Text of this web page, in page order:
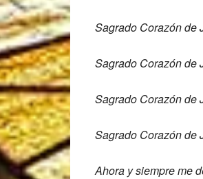
Sagrado Corazón de
Sagrado Corazón de
Sagrado Corazón de
Sagrado Corazón de
Ahora y siempre me